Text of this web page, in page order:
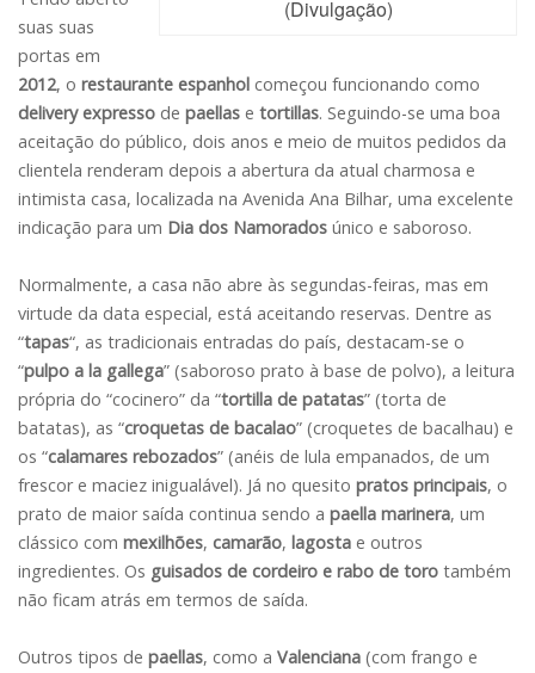
(Divulgação)
suas suas
portas em
2012, o restaurante espanhol começou funcionando como
delivery expresso de paellas e tortillas. Seguindo-se uma boa
aceitação do público, dois anos e meio de muitos pedidos da
clientela renderam depois a abertura da atual charmosa e
intimista casa, localizada na Avenida Ana Bilhar, uma excelente
indicação para um Dia dos Namorados único e saboroso.
Normalmente, a casa não abre às segundas-feiras, mas em
virtude da data especial, está aceitando reservas. Dentre as
“tapas“, as tradicionais entradas do país, destacam-se o
“pulpo a la gallega” (saboroso prato à base de polvo), a leitura
própria do “cocinero” da “tortilla de patatas” (torta de
batatas), as “croquetas de bacalao” (croquetes de bacalhau) e
os “calamares rebozados” (anéis de lula empanados, de um
frescor e maciez inigualável). Já no quesito pratos principais, o
prato de maior saída continua sendo a paella marinera, um
clássico com mexilhões, camarão, lagosta e outros
ingredientes. Os guisados de cordeiro e rabo de toro também
não ficam atrás em termos de saída.
Outros tipos de paellas, como a Valenciana (com frango e